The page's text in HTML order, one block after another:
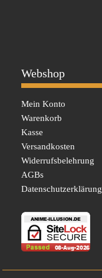
Webshop
Mein Konto
Warenkorb
Kasse
Versandkosten
Widerrufsbelehrung
AGBs
Datenschutzerklärung